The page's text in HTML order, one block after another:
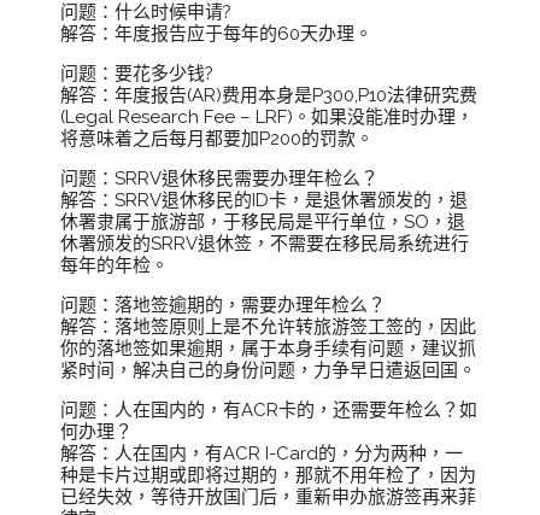
问题：什么时候申请?
解答：年度报告应于每年的60天办理。
问题：要花多少钱?
解答：年度报告(AR)费用本身是P300,P10法律研究费
(Legal Research Fee – LRF)。如果没能准时办理，
将意味着之后每月都要加P200的罚款。
问题：SRRV退休移民需要办理年检么？
解答：SRRV退休移民的ID卡，是退休署颁发的，退
休署隶属于旅游部，于移民局是平行单位，SO，退
休署颁发的SRRV退休签，不需要在移民局系统进行
每年的年检。
问题：落地签逾期的，需要办理年检么？
解答：落地签原则上是不允许转旅游签工签的，因此
你的落地签如果逾期，属于本身手续有问题，建议抓
紧时间，解决自己的身份问题，力争早日遣返回国。
问题：人在国内的，有ACR卡的，还需要年检么？如
何办理？
解答：人在国内，有ACR I-Card的，分为两种，一
种是卡片过期或即将过期的，那就不用年检了，因为
已经失效，等待开放国门后，重新申办旅游签再来菲